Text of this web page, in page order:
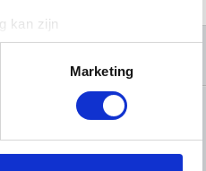
kan zijn
detailgedeelte in. U kunt uw
partners voor social
Marketing